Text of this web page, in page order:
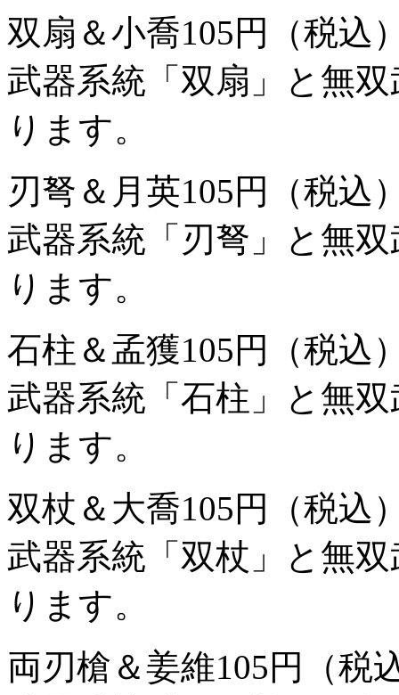
双扇＆小喬105円（税込
武器系統「双扇」と無
ります。
刃弩＆月英105円（税込
武器系統「刃弩」と無
ります。
石柱＆孟獲105円（税込
武器系統「石柱」と無
ります。
双杖＆大喬105円（税込
武器系統「双杖」と無
ります。
両刃槍＆姜維105円（税